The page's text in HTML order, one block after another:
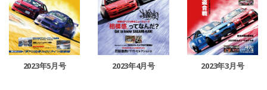
2023年5月号 2023年4月号 2023年3月号